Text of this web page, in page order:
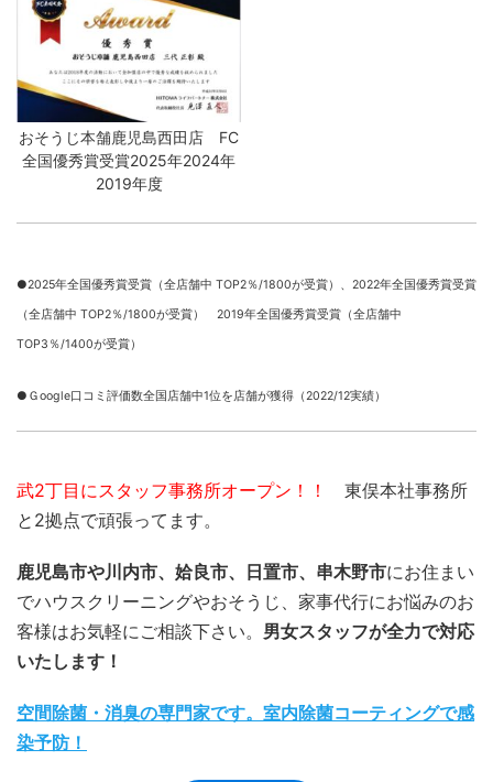
おそうじ本舗鹿児島西田店 FC
全国優秀賞受賞2025年2024年
2019年度
●2025年全国優秀賞受賞（全店舗中 TOP2％/1800が受賞）、 2022年全国優秀賞受賞
（全店舗中 TOP2％/1800が受賞） 2019年全国優秀賞受賞（全店舗中
TOP3％/1400が受賞）
●Ｇoogle口コミ評価数全国店舗中1位を店舗が獲得（2022/12実績）
武2丁目にスタッフ事務所オープン！！
東俣本社事務所
と2拠点で頑張ってます。
鹿児島市や川内市、姶良市、日置市、串木野市にお住まい
でハウスクリーニングやおそうじ、家事代行にお悩みのお
客様はお気軽にご相談下さい。 男女スタッフが全力で対応
いたします！
空間除菌・消臭の専門家です。室内除菌コーティングで感
染予防！